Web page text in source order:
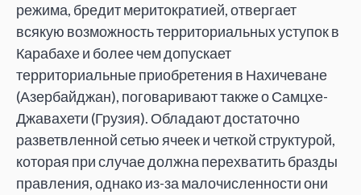
режима, бредит меритократией, отвергает
всякую возможность территориальных уступок в
Карабахе и более чем допускает
территориальные приобретения в Нахичеване
(Азербайджан), поговаривают также о Самцхе-
Джавахети (Грузия). Обладают достаточно
разветвленной сетью ячеек и четкой структурой,
которая при случае должна перехватить бразды
правления, однако из-за малочисленности они